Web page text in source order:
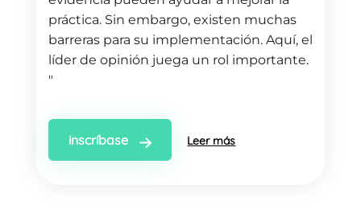
práctica. Sin embargo, existen muchas
barreras para su implementación. Aquí, el
líder de opinión juega un rol importante.
"
inscríbase Leer más